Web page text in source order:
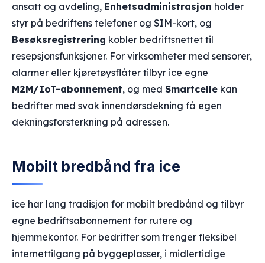
ansatt og avdeling, Enhetsadministrasjon holder
styr på bedriftens telefoner og SIM-kort, og
Besøksregistrering kobler bedriftsnettet til
resepsjonsfunksjoner. For virksomheter med sensorer,
alarmer eller kjøretøysflåter tilbyr ice egne
M2M/IoT-abonnement, og med Smartcelle kan
bedrifter med svak innendørsdekning få egen
dekningsforsterkning på adressen.
Mobilt bredbånd fra ice
ice har lang tradisjon for mobilt bredbånd og tilbyr
egne bedriftsabonnement for rutere og
hjemmekontor. For bedrifter som trenger fleksibel
internettilgang på byggeplasser, i midlertidige